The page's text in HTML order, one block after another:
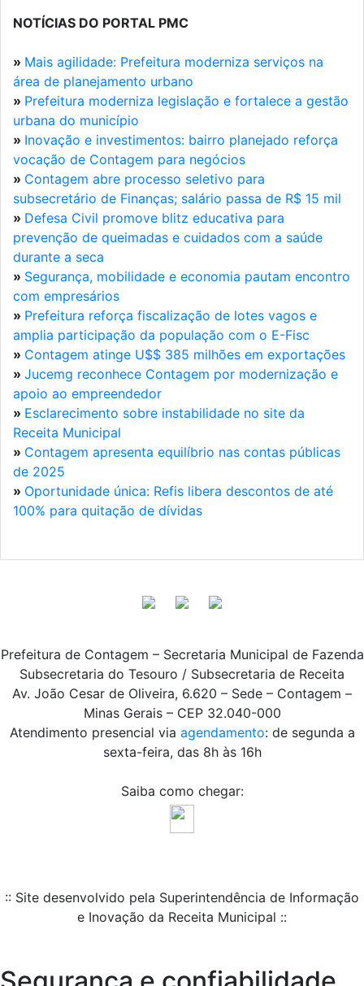
NOTÍCIAS DO PORTAL PMC
» Mais agilidade: Prefeitura moderniza serviços na
área de planejamento urbano
» Prefeitura moderniza legislação e fortalece a gestão
urbana do município
» Inovação e investimentos: bairro planejado reforça
vocação de Contagem para negócios
» Contagem abre processo seletivo para
subsecretário de Finanças; salário passa de R$ 15 mil
» Defesa Civil promove blitz educativa para
prevenção de queimadas e cuidados com a saúde
durante a seca
» Segurança, mobilidade e economia pautam encontro
com empresários
» Prefeitura reforça fiscalização de lotes vagos e
amplia participação da população com o E-Fisc
» Contagem atinge U$$ 385 milhões em exportações
» Jucemg reconhece Contagem por modernização e
apoio ao empreendedor
» Esclarecimento sobre instabilidade no site da
Receita Municipal
» Contagem apresenta equilíbrio nas contas públicas
de 2025
» Oportunidade única: Refis libera descontos de até
100% para quitação de dívidas
Prefeitura de Contagem – Secretaria Municipal de Fazenda
Subsecretaria do Tesouro / Subsecretaria de Receita
Av. João Cesar de Oliveira, 6.620 – Sede – Contagem –
Minas Gerais – CEP 32.040-000
Atendimento presencial via agendamento: de segunda a
sexta-feira, das 8h às 16h
Saiba como chegar:
:: Site desenvolvido pela Superintendência de Informação
e Inovação da Receita Municipal ::